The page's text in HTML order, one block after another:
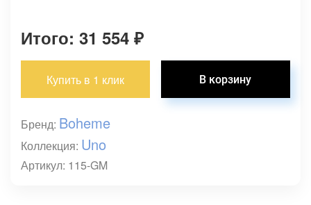
Итого: 31 554 ₽
Купить в 1 клик
Бренд: Boheme
Коллекция: Uno
Артикул: 115-GM